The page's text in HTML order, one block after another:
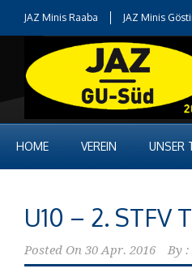
JAZ Minis Raaba JAZ Minis
HOME VEREIN UNSER
U10 – 2. STFV
Posted On 30 Apr. 2016 By :